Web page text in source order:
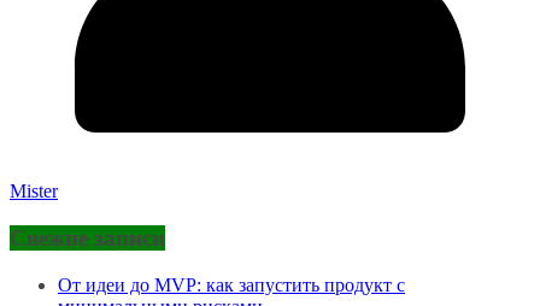
Mister
Свежие записи
От идеи до MVP: как запустить продукт с